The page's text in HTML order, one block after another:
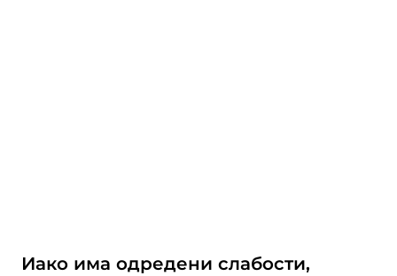
Иако има одредени слабости,